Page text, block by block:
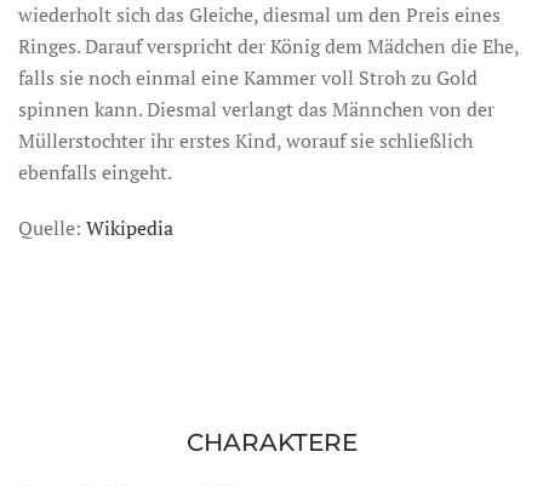
wiederholt sich das Gleiche, diesmal um den Preis eines
Ringes. Darauf verspricht der König dem Mädchen die Ehe,
falls sie noch einmal eine Kammer voll Stroh zu Gold
spinnen kann. Diesmal verlangt das Männchen von der
Müllerstochter ihr erstes Kind, worauf sie schließlich
ebenfalls eingeht.
Quelle: Wikipedia
CHARAKTERE